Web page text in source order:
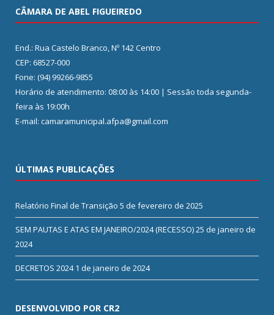
CÂMARA DE ABEL FIGUEIREDO
End.: Rua Castelo Branco, Nº 142 Centro
CEP: 68527-000
Fone: (94) 99266-9855
Horário de atendimento: 08:00 às 14:00 | Sessão toda segunda-
feira às 19:00h
E-mail: camaramunicipal.afpa@gmail.com
ÚLTIMAS PUBLICAÇÕES
Relatório Final de Transição 5 de fevereiro de 2025
SEM PAUTAS E ATAS EM JANEIRO/2024 (RECESSO)25 de janeiro de
2024
DECRETOS 2024 1 de janeiro de 2024
DESENVOLVIDO POR CR2